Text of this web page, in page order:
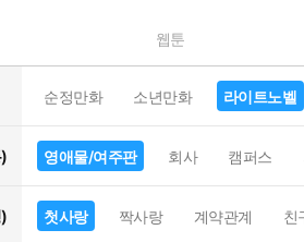
웹툰
순정만화 소년만화 라이트노벨
영애물/여주판 회사 캠퍼스
첫사랑 짝사랑 계약관계 친